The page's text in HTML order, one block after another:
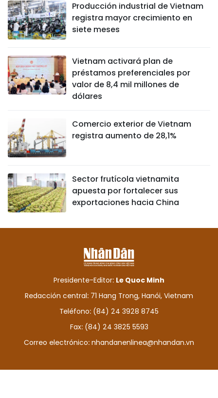
Producción industrial de Vietnam
registra mayor crecimiento en
siete meses
Vietnam activará plan de
préstamos preferenciales por
valor de 8,4 mil millones de
dólares
Comercio exterior de Vietnam
registra aumento de 28,1%
Sector frutícola vietnamita
apuesta por fortalecer sus
exportaciones hacia China
Presidente-Editor: Le Quoc Minh
Redacción central: 71 Hang Trong, Hanói, Vietnam
Teléfono: (84) 24 3928 8745
Fax: (84) 24 3825 5593
Correo electrónico: nhandanenlinea@nhandan.vn